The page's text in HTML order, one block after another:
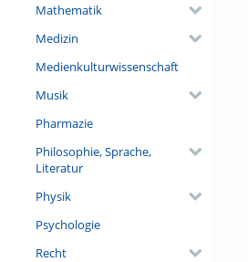
Mathematik
Medizin
Medienkulturwissenschaft
Musik
Pharmazie
Philosophie, Sprache,
Literatur
Physik
Psychologie
Recht